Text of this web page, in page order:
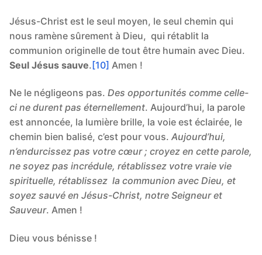
Jésus-Christ est le seul moyen, le seul chemin qui
nous ramène sûrement à Dieu, qui rétablit la
communion originelle de tout être humain avec Dieu.
Seul Jésus sauve.[10] Amen !
Ne le négligeons pas. Des opportunités comme celle-
ci ne durent pas éternellement. Aujourd’hui, la parole
est annoncée, la lumière brille, la voie est éclairée, le
chemin bien balisé, c’est pour vous. Aujourd’hui,
n’endurcissez pas votre cœur ; croyez en cette parole,
ne soyez pas incrédule, rétablissez votre vraie vie
spirituelle, rétablissez la communion avec Dieu, et
soyez sauvé en Jésus-Christ, notre Seigneur et
Sauveur. Amen !
Dieu vous bénisse !